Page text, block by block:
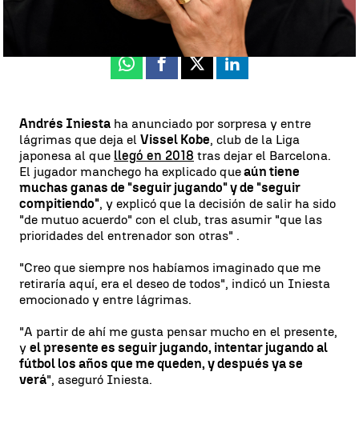
Actualizado: 25 de mayo de 2023, 14:39
25 de mayo de 2023, 08:39
Whatsapp
Facebook
X Linkedin
Andrés Iniesta ha anunciado por sorpresa y entre
lágrimas que deja el Vissel Kobe, club de la Liga
japonesa al que llegó en 2018 tras dejar el Barcelona.
El jugador manchego ha explicado queaún tiene
muchas ganas de "seguir jugando" y de "seguir
compitiendo", y explicó que la decisión de salir ha sido
"de mutuo acuerdo" con el club, tras asumir "que las
prioridades del entrenador son otras" .
"Creo que siempre nos habíamos imaginado que me
retiraría aquí, era el deseo de todos", indicó un Iniesta
emocionado y entre lágrimas.
"A partir de ahí me gusta pensar mucho en el presente,
y el presente es seguir jugando, intentar jugando al
fútbol los años que me queden, y después ya se
verá", aseguró Iniesta.